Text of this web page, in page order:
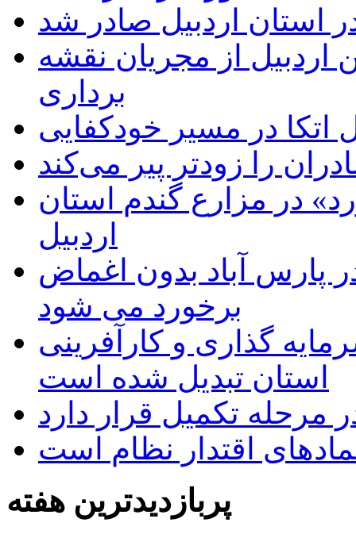
استان اردبیل صادر شد
از مجریان نقشه
برداری
در مسیر خودکفایی
را زودتر پیر می‌کند
در مزارع گندم استان
اردبیل
پارس آباد بدون اغماض
برخورد می شود
گذاری و کارآفرینی
استان تبدیل شده است
مرحله تکمیل قرار دارد
اقتدار نظام است
پربازدیدترین هفته